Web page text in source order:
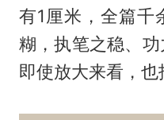
有1厘米，全篇千
糊，执笔之稳、功
即使放大来看，也